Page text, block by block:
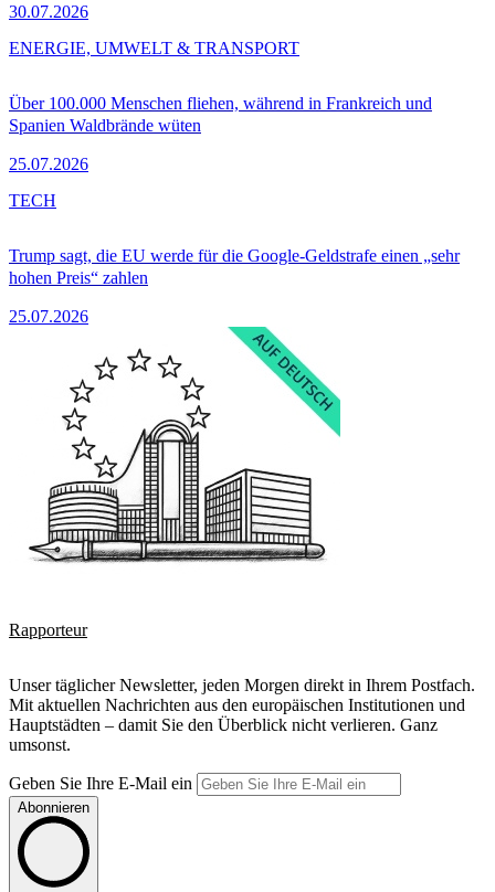
30.07.2026
Über 100.000 Menschen fliehen, während in Frankreich und
Spanien Waldbrände wüten
25.07.2026
ENERGIE, UMWELT & TRANSPORT
Trump sagt, die EU werde für die Google-Geldstrafe einen „sehr
hohen Preis“ zahlen
25.07.2026
TECH
Rapporteur
Unser täglicher Newsletter, jeden Morgen direkt in Ihrem Postfach.
Mit aktuellen Nachrichten aus den europäischen Institutionen und
Hauptstädten – damit Sie den Überblick nicht verlieren. Ganz
umsonst.
Geben Sie Ihre E-Mail ein
Abonnieren